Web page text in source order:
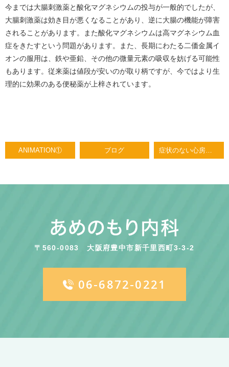
今までは大腸刺激薬と酸化マグネシウムの投与が一般的でしたが、
大腸刺激薬は効き目が悪くなることがあり、逆に大腸の機能が障害
されることがあります。また酸化マグネシウムは高マグネシウム血
症をきたすという問題があります。また、長期にわたる二価金属イ
オンの服用は、鉄や亜鉛、その他の微量元素の吸収を妨げる可能性
もあります。従来薬は値段が安いのが取り柄ですが、今ではより生
理的に効果のある便秘薬が上梓されています。
ANIMATION① ブログ 症状のない心房細動はカテーテル治療すべきか
〒560-0083 大阪府豊中市新千里西町3-3-2
06-6872-0221